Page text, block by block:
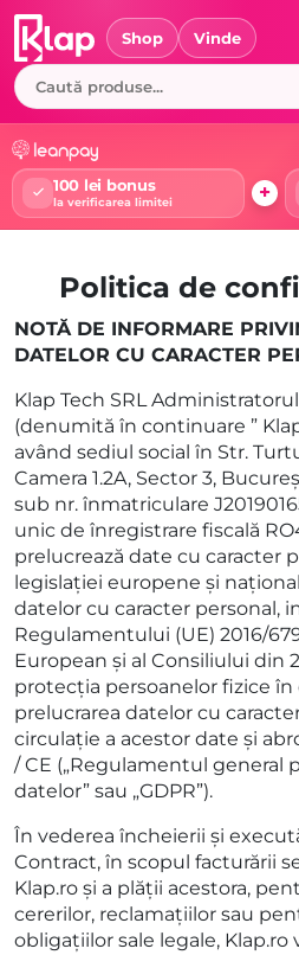
Skip
content
Shop Vinde
100 lei bonus
la verificarea limitei +
Politica de
NOTĂ DE INFORMARE
DATELOR CU CARACTER
Klap Tech SRL
(denumită în continuare ”
având sediul social în Str.
Camera 1.2A, Sector 3,
sub nr. înmatriculare
unic de înregistrare fiscală
prelucrează date cu caracter
legislației europene și
datelor cu caracter personal,
Regulamentului (UE) 2016/
European și al Consiliului din
protecția persoanelor fizice în
prelucrarea datelor cu
circulație a acestor date și
/ CE („Regulamentul general
datelor” sau „GDPR”).
În vederea încheierii și
Contract, în scopul facturării
Klap.ro și a plății acestora,
cererilor, reclamațiilor sau
obligațiilor sale legale, Klap.ro